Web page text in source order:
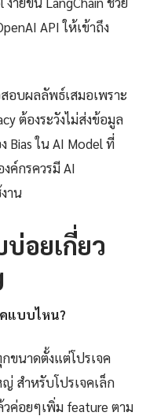
API ให้เข้าถึง
สอบผลลัพธ์เสมอเพราะ
ต้องระวังไม่ส่งข้อมูล
Bias ใน AI Model ที่
ค์กรควรมี AI
าน
อยเกี่ยว
คแบบไหน?
กขนาดตั้งแต่โปรเจค
สำหรับโปรเจคเล็ก
ค่อยๆเพิ่ม feature ตาม